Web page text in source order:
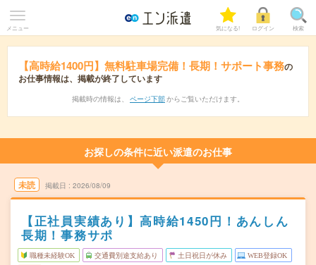
メニュー 気になる! ログイン 検索
【高時給1400円】無料駐車場完備！長期！サポート事務の
お仕事情報は、掲載が終了しています
掲載時の情報は、 ページ下部 からご覧いただけます。
お探しの条件に近い派遣のお仕事
未読 掲載日 2026/08/09
【正社員実績あり】高時給1450円！あんしん
長期！事務サポ
職種未経験OK 交通費別途支給あり 土日祝日が休み WEB登録OK